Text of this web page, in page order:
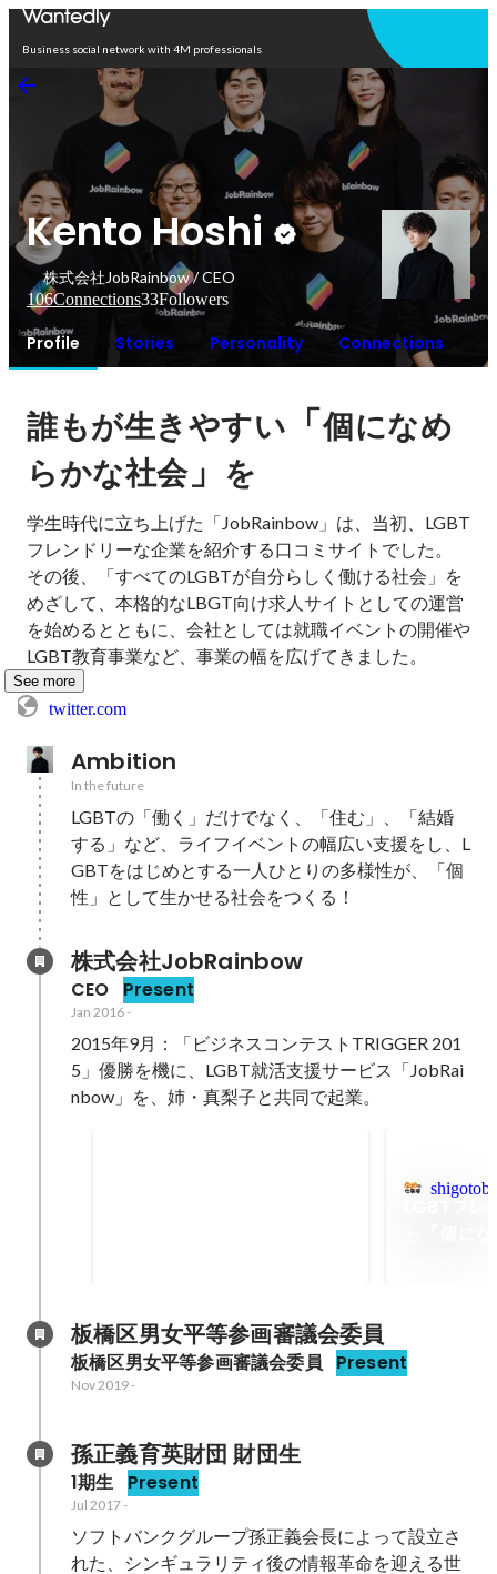
Business social network with 4M professionals
Kento Hoshi
株式会社JobRainbow / CEO
106Connections33Followers
Profile Stories Personality Connections
誰もが生きやすい 「個になめ
らかな社会」 を
学生時代に立ち上げた「JobRainbow」は、当初、LGBT
フレンドリーな企業を紹介する口コミサイトでした。
その後、「すべてのLGBTが自分らしく働ける社会」を
めざして、本格的なLBGT向け求人サイトとしての運営
を始めるとともに、会社としては就職イベントの開催や
LGBT教育事業など、事業の幅を広げてきました。
See more
twitter.com
Ambition
In the future
LGBTの「働く」だけでなく、「住む」、「結婚
する」など、ライフイベントの幅広い支援をし、L
GBTをはじめとする一人ひとりの多様性が、「個
性」として生かせる社会をつくる！
株式会社JobRainbow
CEO Present
Jan 2016-
2015年9月：「ビジネスコンテストTRIGGER 201
5」優勝を機に、LGBT就活支援サービス「JobRai
nbow」を、姉・真梨子と共同で起業。
板橋区男女平等参画審議会委員
板橋区男女平等参画審議会委員 Present
Nov 2019-
孫正義育英財団 財団生
1期生 Present
Jul 2017-
ソフトバンクグループ孫正義会長によって設立さ
れた、シンギュラリティ後の情報革命を迎える世